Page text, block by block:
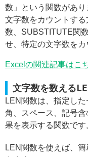
数」という関数があ
文字数をカウントす
数、SUBSTITUTE関
せ、特定の文字数をカ
Excelの関連記事はこ
文字数を数える
LEN関数は、指定し
角、スペース、記号
果を表示する関数です
LEN関数を使えば、